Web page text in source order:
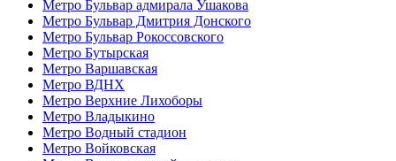
Метро Бульвар адмирала Ушакова
Метро Бульвар Дмитрия Донского
Метро Бульвар Рокоссовского
Метро Бутырская
Метро Варшавская
Метро ВДНХ
Метро Верхние Лихоборы
Метро Владыкино
Метро Водный стадион
Метро Войковская